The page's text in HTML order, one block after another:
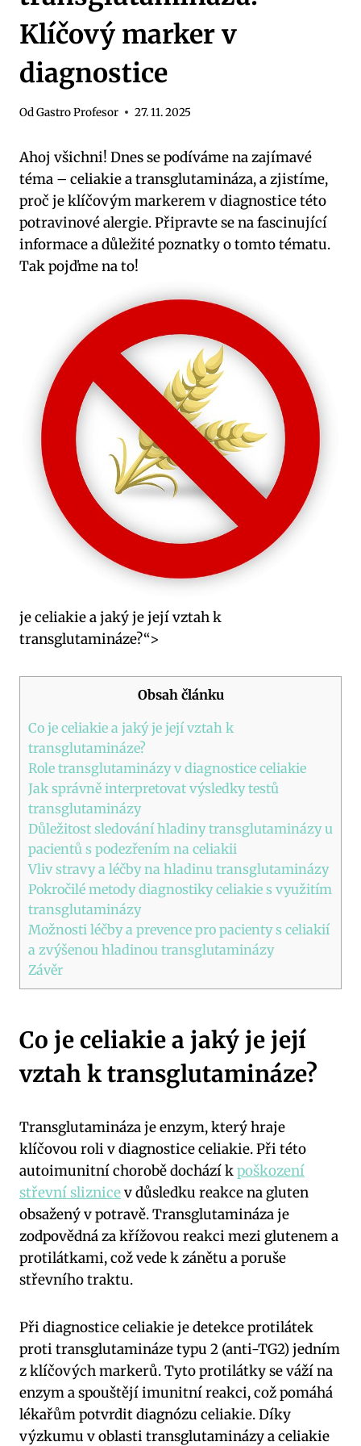
Klíčový marker v
diagnostice
OdGastro Profesor 27. 11. 2025
Ahoj všichni! Dnes se podíváme na zajímavé
téma – celiakie a transglutamináza, a zjistíme,
proč je klíčovým markerem v diagnostice této
potravinové alergie. Připravte se na fascinující
informace a důležité poznatky o tomto tématu.
Tak pojďme na to!
je celiakie a jaký je její vztah k
transglutamináze?“>
Obsah článku
Co je celiakie a jaký je její vztah k
transglutamináze?
Role transglutaminázy v diagnostice celiakie
Jak správně interpretovat výsledky testů
transglutaminázy
Důležitost sledování hladiny transglutaminázy u
pacientů s podezřením na celiakii
Vliv stravy a léčby na hladinu transglutaminázy
Pokročilé metody diagnostiky celiakie s využitím
transglutaminázy
Možnosti léčby a prevence pro pacienty s celiakií
a zvýšenou hladinou transglutaminázy
Závěr
Co je celiakie a jaký je její
vztah k transglutamináze?
Transglutamináza je enzym, který hraje
klíčovou roli v diagnostice celiakie. Při této
autoimunitní chorobě dochází kpoškození
střevní sliznicev důsledku reakce na gluten
obsažený v potravě. Transglutamináza je
zodpovědná za křížovou reakci mezi glutenem a
protilátkami, což vede k zánětu a poruše
střevního traktu.
Při diagnostice celiakie je detekce protilátek
proti transglutamináze typu 2 (anti-TG2) jedním
z klíčových markerů. Tyto protilátky se váží na
enzym a spouštějí imunitní reakci, což pomáhá
lékařům potvrdit diagnózu celiakie. Díky
výzkumu v oblasti transglutaminázy a celiakie